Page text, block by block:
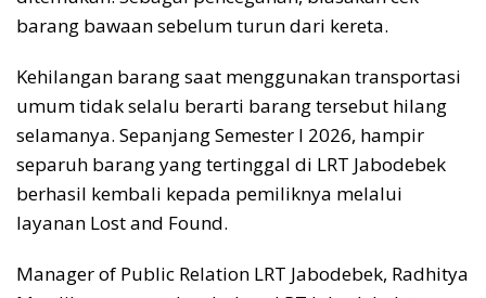
barang bawaan sebelum turun dari kereta.
Kehilangan barang saat menggunakan transportasi
umum tidak selalu berarti barang tersebut hilang
selamanya. Sepanjang Semester I 2026, hampir
separuh barang yang tertinggal di LRT Jabodebek
berhasil kembali kepada pemiliknya melalui
layanan Lost and Found.
Manager of Public Relation LRT Jabodebek, Radhitya